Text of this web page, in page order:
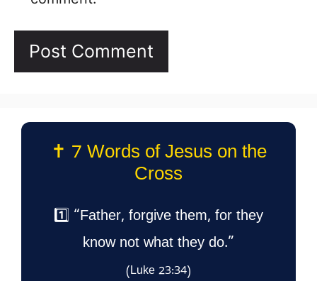
✝️ 7 Words of Jesus on the
Cross
1️⃣ “Father, forgive them, for they
know not what they do.”
(Luke 23:34)